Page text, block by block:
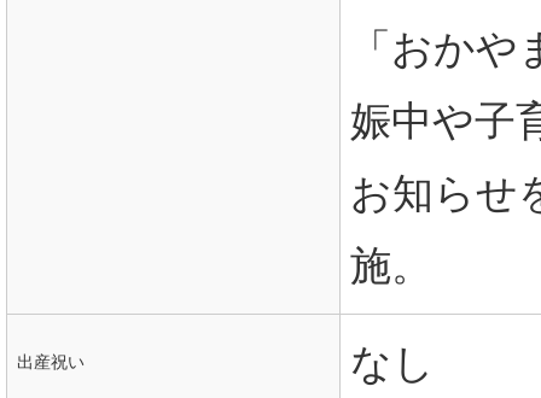
「おか
娠中や子
お知らせ
施。
出産祝い なし